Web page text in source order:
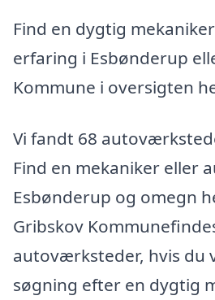
Find en dygtig
erfaring i Esbønderup
Kommune i oversigten
Vi fandt 68
Find en mekaniker eller
Esbønderup og omegn
Gribskov
autoværksteder, hvis du
søgning efter en dygtig